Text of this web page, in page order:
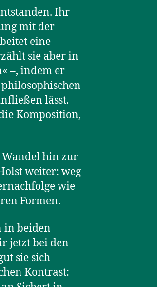
Ihr
mit der
eine
sie aber in
–, indem er
lässt.
Komposition,
Wandel hin zur
weiter: weg
wie
Formen.
in beiden
jetzt bei den
sie sich
Kontrast: